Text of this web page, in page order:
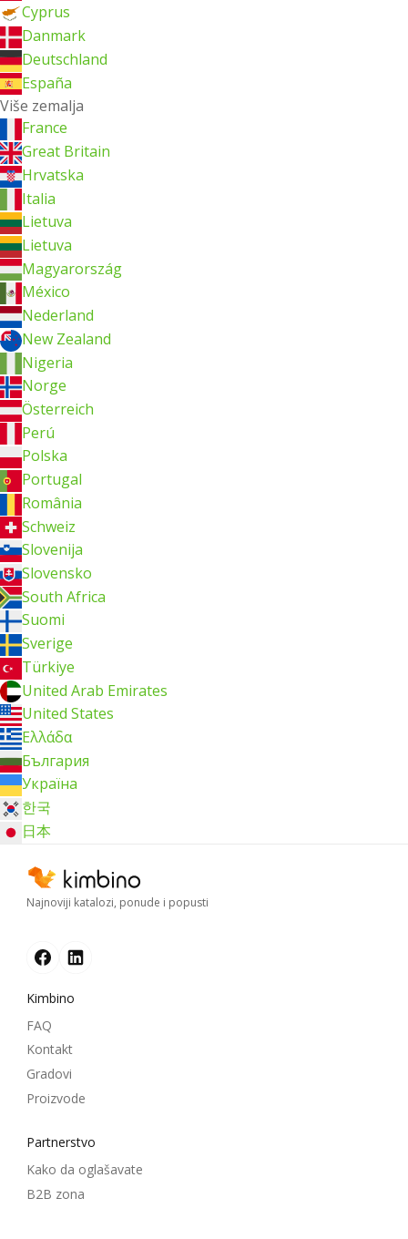
Cyprus
Danmark
Deutschland
España
Više zemalja
France
Great Britain
Hrvatska
Italia
Lietuva
Lietuva
Magyarország
México
Nederland
New Zealand
Nigeria
Norge
Österreich
Perú
Polska
Portugal
România
Schweiz
Slovenija
Slovensko
South Africa
Suomi
Sverige
Türkiye
United Arab Emirates
United States
Ελλάδα
България
Україна
한국
日本
Najnoviji katalozi, ponude i popusti
Kimbino
FAQ
Kontakt
Gradovi
Proizvode
Partnerstvo
Kako da oglašavate
B2B zona